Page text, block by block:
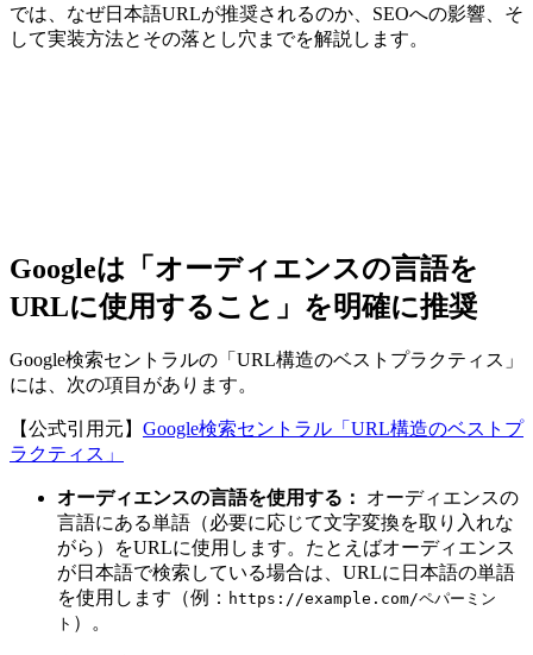
では、なぜ日本語URLが推奨されるのか、SEOへの影響、そ
して実装方法とその落とし穴までを解説します。
Googleは「オーディエンスの言語を
URLに使用すること」を明確に推奨
Google検索セントラルの「URL構造のベストプラクティス」
には、次の項目があります。
【公式引用元】 Google検索セントラル「URL構造のベストプ
ラクティス」
オーディエンスの言語を使用する：
オーディエンスの
言語にある単語（必要に応じて文字変換を取り入れな
がら）をURLに使用します。たとえばオーディエンス
が日本語で検索している場合は、URLに日本語の単語
を使用します（例： https://example.com/ペパーミン
ト ）。